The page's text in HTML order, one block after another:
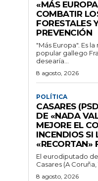
«MÁS
COMBATIR
FORESTALES
PREVENCIÓN
"Más Europa". Es
popular gallego
desearía...
8 agosto, 2026
POLÍTICA
CASARES
DE «NADA
MEJORE EL
INCENDIOS SI
«RECORTAN»
El eurodiputado
Casares (A
8 agosto, 2026